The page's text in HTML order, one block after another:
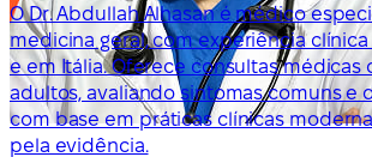
O Dr. Abdullah Alhasan é médico
medicina geral, com experiência
e em Itália. Oferece consultas médicas
adultos, avaliando sintomas comuns e
com base em práticas clínicas
pela evidência.